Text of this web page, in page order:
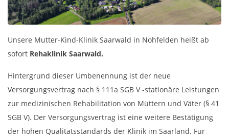
Unsere Mutter-Kind-Klinik Saarwald in Nohfelden heißt ab
sofort Rehaklinik Saarwald.
Hintergrund dieser Umbenennung ist der neue
Versorgungsvertrag nach § 111a SGB V -stationäre Leistungen
zur medizinischen Rehabilitation von Müttern und Väter (§ 41
SGB V). Der Versorgungsvertrag ist eine weitere Bestätigung
der hohen Qualitätsstandards der Klinik im Saarland. Für